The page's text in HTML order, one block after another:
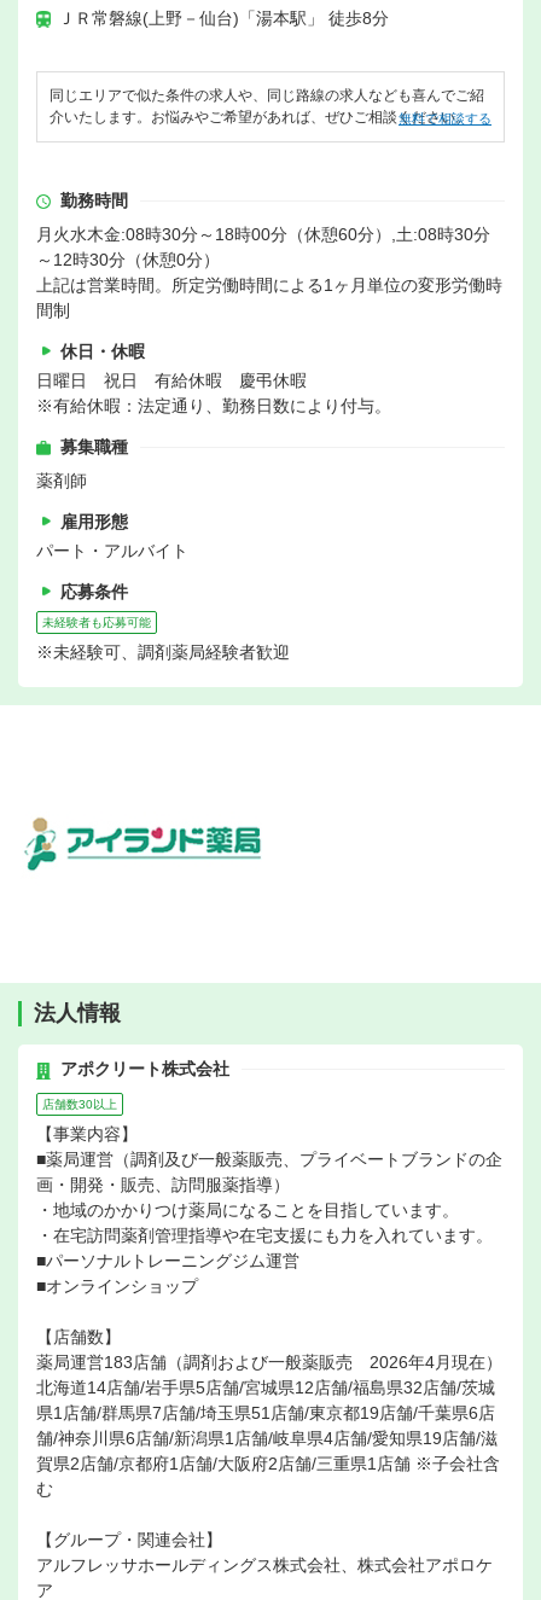
ＪＲ常磐線(上野－仙台)「湯本駅」 徒歩8分
同じエリアで似た条件の求人や、同じ路線の求人なども喜んでご紹
介いたします。お悩みやご希望があれば、ぜひご相談ください。
無料で相談する
勤務時間
月火水木金:08時30分～18時00分（休憩60分）,土:08時30分
～12時30分（休憩0分）
上記は営業時間。所定労働時間による1ヶ月単位の変形労働時
間制
休日・休暇
日曜日 祝日 有給休暇 慶弔休暇
※有給休暇：法定通り、勤務日数により付与。
募集職種
薬剤師
雇用形態
パート・アルバイト
応募条件
未経験者も応募可能
※未経験可、調剤薬局経験者歓迎
法人情報
アポクリート株式会社
店舗数30以上
【事業内容】
■薬局運営（調剤及び一般薬販売、プライベートブランドの企
画・開発・販売、訪問服薬指導）
・地域のかかりつけ薬局になることを目指しています。
・在宅訪問薬剤管理指導や在宅支援にも力を入れています。
■パーソナルトレーニングジム運営
■オンラインショップ
【店舗数】
薬局運営183店舗（調剤および一般薬販売 2026年4月現在）
北海道14店舗/岩手県5店舗/宮城県12店舗/福島県32店舗/茨城
県1店舗/群馬県7店舗/埼玉県51店舗/東京都19店舗/千葉県6店
舗/神奈川県6店舗/新潟県1店舗/岐阜県4店舗/愛知県19店舗/滋
賀県2店舗/京都府1店舗/大阪府2店舗/三重県1店舗 ※子会社含
む
【グループ・関連会社】
アルフレッサホールディングス株式会社、株式会社アポロケ
ア